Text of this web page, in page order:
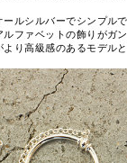
ールシルバーでシンプル
ルファベットの飾りがガ
より高級感のあるモデル